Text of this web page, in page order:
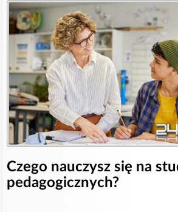
Czego nauczysz się na
pedagogicznych?